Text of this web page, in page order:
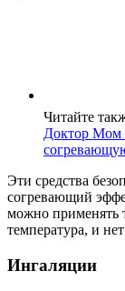
Читайте
Доктор Мом
Эти средства
согревающий
можно применять
температура, и
Ингаляции